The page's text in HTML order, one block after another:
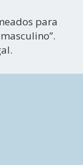
para